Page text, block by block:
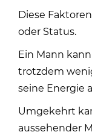
Diese
oder Status.
Ein Mann
trotzdem
seine Energie
Umgekehrt
aussehender